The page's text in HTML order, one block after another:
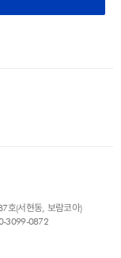
호(서현동, 보람코아)
3099-0872